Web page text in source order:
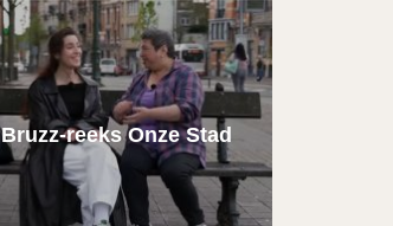
Bruzz-reeks Onze Stad